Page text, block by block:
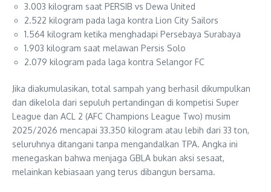
⁠3.003 kilogram saat PERSIB vs Dewa United
⁠2.522 kilogram pada laga kontra Lion City Sailors
⁠1.564 kilogram ketika menghadapi Persebaya Surabaya
⁠1.903 kilogram saat melawan Persis Solo
⁠2.079 kilogram pada laga kontra Selangor FC
Jika diakumulasikan, total sampah yang berhasil dikumpulkan
dan dikelola dari sepuluh pertandingan di kompetisi Super
League dan ACL 2 (AFC Champions League Two) musim
2025/2026 mencapai 33.350 kilogram atau lebih dari 33 ton,
seluruhnya ditangani tanpa mengandalkan TPA. Angka ini
menegaskan bahwa menjaga GBLA bukan aksi sesaat,
melainkan kebiasaan yang terus dibangun bersama.